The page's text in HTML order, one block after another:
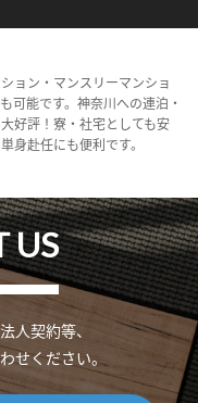
ョン・マンスリーマンショ
可能です。神奈川への連泊・
好評！寮・社宅としても安
身赴任にも便利です。
US
人契約等、
せください。